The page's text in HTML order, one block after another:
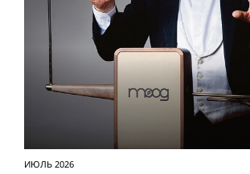
ИЮЛЬ 2026